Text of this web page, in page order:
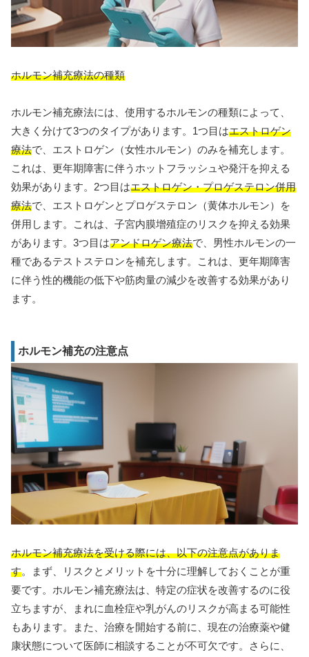
ホルモン補充療法の種類
ホルモン補充療法には、使用するホルモンの種類によって、
大きく分けて3つのタイプがあります。1つ目はエストロゲン
療法で、エストロゲン（女性ホルモン）のみを補充します。
これは、更年期障害に伴うホットフラッシュや発汗を抑える
効果があります。2つ目はエストロゲン・プロゲステロン併用
療法で、エストロゲンとプロゲステロン（黄体ホルモン）を
併用します。これは、子宮内膜增殖症のリスクを抑える効果
があります。3つ目はアンドロゲン療法で、男性ホルモンの一
種であるテストステロンを補充します。これは、更年期障害
に伴う性的機能の低下や筋肉量の減少を改善する効果があり
ます。
ホルモン補充の注意点
ホルモン補充療法を受ける際には、以下の注意点がありま
す。まず、リスクとメリットを十分に理解しておくことが重
要です。ホルモン補充療法は、特定の症状を改善するのに役
立ちますが、まれに血栓症や乳がんのリスクが高まる可能性
もあります。また、治療を開始する前に、現在の治療薬や健
康状態について医師に相談することが不可欠です。さらに、